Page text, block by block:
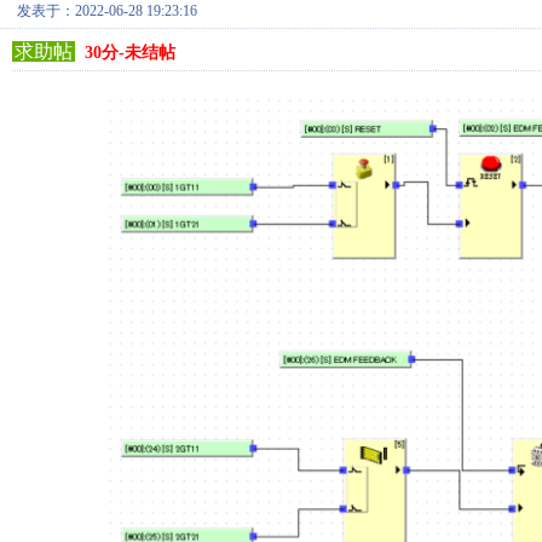
发表于：2022-06-28 19:23:16
求助帖 30分-未结帖